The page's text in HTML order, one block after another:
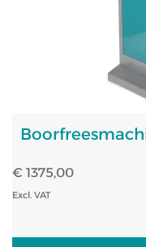
€ 1375,00
Excl. VAT